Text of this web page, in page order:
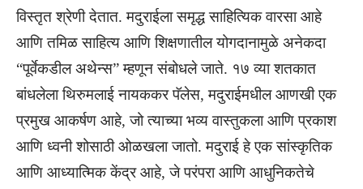
विस्तृत श्रेणी देतात. मदुराईला समृद्ध साहित्यिक वारसा आहे
आणि तमिळ साहित्य आणि शिक्षणातील योगदानामुळे अनेकदा
“पूर्वेकडील अथेन्स” म्हणून संबोधले जाते. १७ व्या शतकात
बांधलेला थिरुमलाई नायककर पॅलेस, मदुराईमधील आणखी एक
प्रमुख आकर्षण आहे, जो त्याच्या भव्य वास्तुकला आणि प्रकाश
आणि ध्वनी शोसाठी ओळखला जातो. मदुराई हे एक सांस्कृतिक
आणि आध्यात्मिक केंद्र आहे, जे परंपरा आणि आधुनिकतेचे